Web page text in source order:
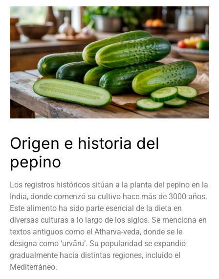
Origen e historia del
pepino
Los registros históricos sitúan a la planta del pepino en la
India, donde comenzó su cultivo hace más de 3000 años.
Este alimento ha sido parte esencial de la dieta en
diversas culturas a lo largo de los siglos. Se menciona en
textos antiguos como el Atharva-veda, donde se le
designa como ‘urvāru’. Su popularidad se expandió
gradualmente hacia distintas regiones, incluido el
Mediterráneo.